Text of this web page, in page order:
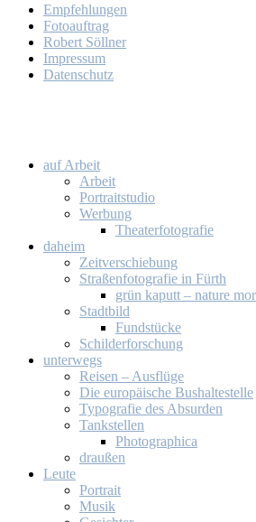
Emp­feh­lun­gen
Fo­to­auf­trag
Ro­bert Söll­ner
Im­pres­sum
Da­ten­schutz
auf Ar­beit
Ar­beit
Por­trait­stu­dio
Wer­bung
Thea­ter­fo­to­gra­fie
da­heim
Zeit­ver­schie­bung
Stra­ßen­fo­to­gra­fie in Fürth
grün ka­putt – na­tu­re
Stadt­bild
Fund­stü­cke
Schil­der­for­schung
un­ter­wegs
Rei­sen – Aus­flü­ge
Die eu­ro­päi­sche Bus­hal­te­stel­le
Ty­po­gra­fie des Ab­sur­den
Tank­stel­len
Pho­to­gra­phi­ca
drau­ßen
Leu­te
Por­trait
Mu­sik